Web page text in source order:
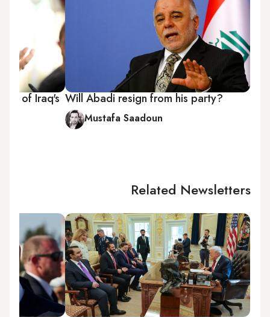
Will Abadi resign from his party?
Mustafa Saadoun
of Iraq's
Related Newsletters